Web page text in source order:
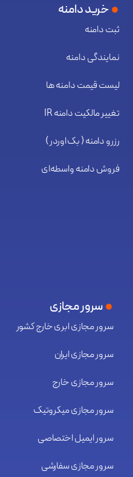
خرید دامنه
ثبت دامنه
نمایندگی دامنه
لیست قیمت دامنه ها
تغییر مالکیت دامنه IR
رزرو دامنه ( بک اوردر )
فروش دامنه واسطه‌ای
سرور مجازی
سرور مجازی ابری خارج کشور
سرور مجازی ایران
سرور مجازی خارج
سرور مجازی میکروتیک
سرور ایمیل اختصاصی
سرور مجازی سفارشی